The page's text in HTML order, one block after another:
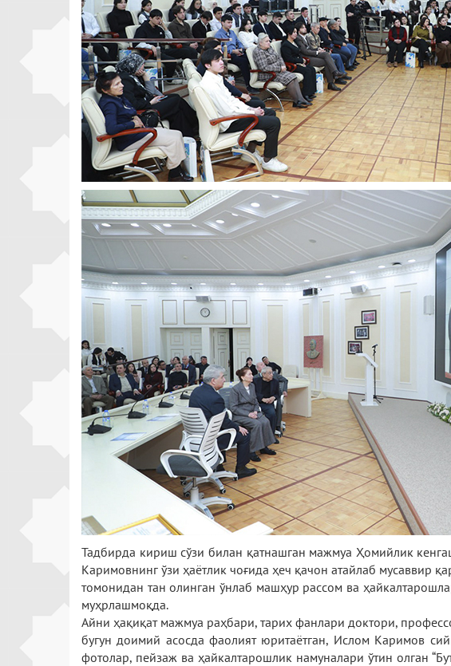
Тадбирда кириш сўзи билан қатнашган мажмуа Ҳомийлик
Каримовнинг ўзи ҳаётлик чоғида ҳеч қачон атайлаб мусаввир
томонидан тан олинган ўнлаб машҳур рассом ва
муҳрлашмоқда.
Айни ҳақиқат мажмуа раҳбари, тарих фанлари доктори,
бугун доимий асосда фаолият юритаётган, Ислом Каримов
фотолар, пейзаж ва ҳайкалтарошлик намуналари ўтин олган